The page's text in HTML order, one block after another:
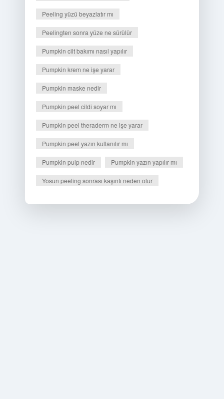
Peeling yüzü beyazlatır mı
Peelingten sonra yüze ne sürülür
Pumpkin cilt bakımı nasıl yapılır
Pumpkin krem ne işe yarar
Pumpkin maske nedir
Pumpkin peel cildi soyar mı
Pumpkin peel theraderm ne işe yarar
Pumpkin peel yazın kullanılır mı
Pumpkin pulp nedir Pumpkin yazın yapılır mı
Yosun peeling sonrası kaşıntı neden olur